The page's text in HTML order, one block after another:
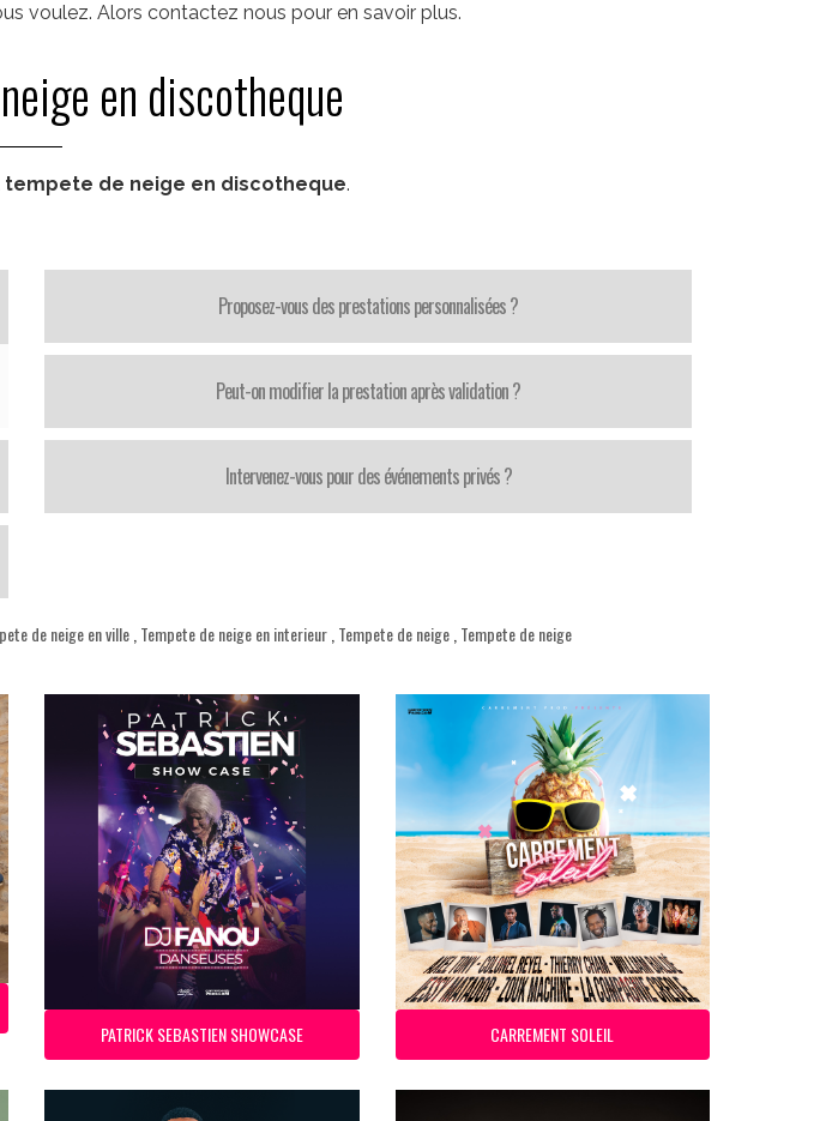
voulez. Alors contactez nous pour en savoir plus.
en discotheque
tempete de neige en discotheque.
Proposez-vous des prestations personnalisées ?
Peut-on modifier la prestation après validation ?
Intervenez-vous pour des événements privés ?
de neige en ville Tempete de neige en interieur Tempete de neige Tempete de neige
PATRICK SEBASTIEN SHOWCASE
CARREMENT SOLEIL